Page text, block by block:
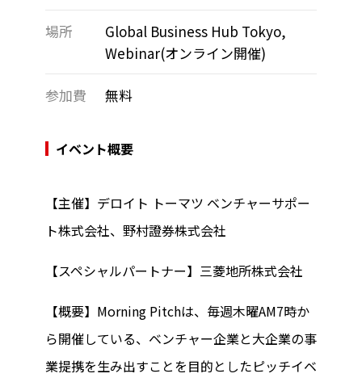
場所
Global Business Hub Tokyo,
Webinar(オンライン開催)
参加費 無料
イベント概要
【主催】デロイト トーマツ ベンチャーサポー
ト株式会社、野村證券株式会社
【スペシャルパートナー】三菱地所株式会社
【概要】Morning Pitchは、毎週木曜AM7時か
ら開催している、ベンチャー企業と大企業の事
業提携を生み出すことを目的としたピッチイベ